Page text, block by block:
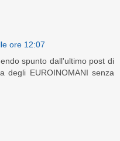
ore 12:07
spunto dall'ultimo post di
degli EUROINOMANI senza